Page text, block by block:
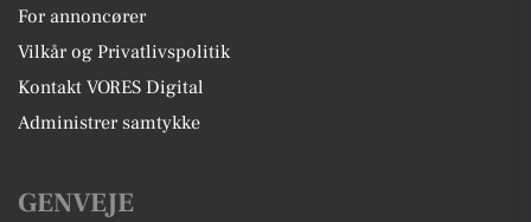
For annoncører
Vilkår og Privatlivspolitik
Kontakt VORES Digital
Administrer samtykke
GENVEJE